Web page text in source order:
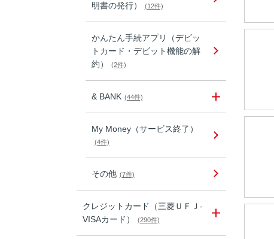
明書の発行）
(12件)
かんたん手続アプリ（デビッ
トカード・デビット機能の解
約）
(2件)
& BANK (44件)
My Money（サービス終了）
(4件)
その他 (7件)
クレジットカード（三菱ＵＦＪ-
VISAカード）
(290件)